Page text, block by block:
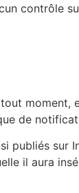
contrôle
moment,
de
publiés
il aura